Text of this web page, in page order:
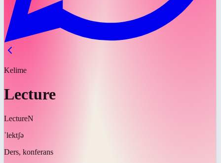
Kelime
Lecture
LectureN
ˈlektʃə
Ders, konferans